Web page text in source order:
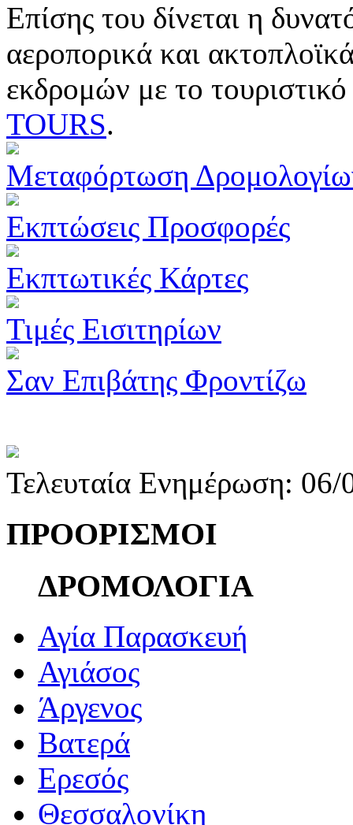
Επίσης του δίνεται η
αεροπορικά και
εκδρομών με το
TOURS.
Μεταφόρτωση
Εκπτώσεις Προσφορές
Εκπτωτικές Κάρτες
Τιμές Εισιτηρίων
Σαν Επιβάτης Φροντίζω
Τελευταία Ενημέρωση:
ΠΡΟΟΡΙΣΜΟΙ
ΔΡΟΜΟΛΟΓΙΑ
Αγία Παρασκευή
Αγιάσος
Άργενος
Βατερά
Ερεσός
Θεσσαλονίκη